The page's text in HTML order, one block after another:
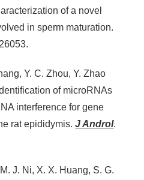
of a novel
in sperm maturation.
Y. C. Zhou, Y. Zhao
of microRNAs
interference for gene
rat epididymis.J Androl.
J. Ni, X. X. Huang, S. G.